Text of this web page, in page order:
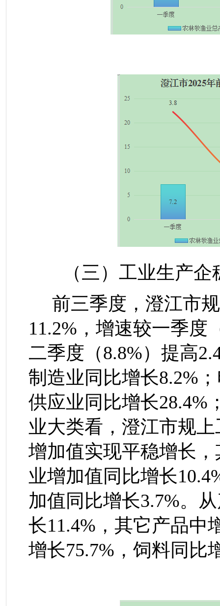
（三）工业生产企
前三季度，澄江市
11.2% ， 增速较一季度
二季度 （8.8%）提高
制造业同比增长8.2%
供应业同比增长28.4%
业大类看，澄江市规上
增加值实现平稳增长
业增加值同比增长10.4
加值同比增长3.7%。
长11.4% ，其它产品中
增长75.7% ，饲料同比